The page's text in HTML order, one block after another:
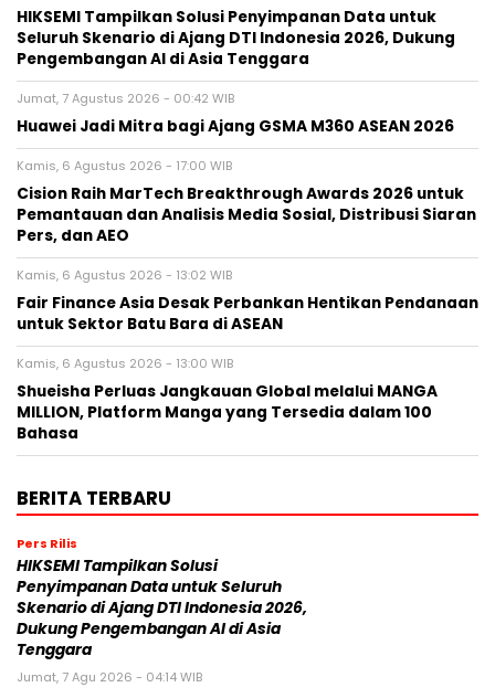
HIKSEMI Tampilkan Solusi Penyimpanan Data untuk
Seluruh Skenario di Ajang DTI Indonesia 2026, Dukung
Pengembangan AI di Asia Tenggara
Jumat, 7 Agustus 2026 - 00:42 WIB
Huawei Jadi Mitra bagi Ajang GSMA M360 ASEAN 2026
Kamis, 6 Agustus 2026 - 17:00 WIB
Cision Raih MarTech Breakthrough Awards 2026 untuk
Pemantauan dan Analisis Media Sosial, Distribusi Siaran
Pers, dan AEO
Kamis, 6 Agustus 2026 - 13:02 WIB
Fair Finance Asia Desak Perbankan Hentikan Pendanaan
untuk Sektor Batu Bara di ASEAN
Kamis, 6 Agustus 2026 - 13:00 WIB
Shueisha Perluas Jangkauan Global melalui MANGA
MILLION, Platform Manga yang Tersedia dalam 100
Bahasa
BERITA TERBARU
Pers Rilis
HIKSEMI Tampilkan Solusi
Penyimpanan Data untuk Seluruh
Skenario di Ajang DTI Indonesia 2026,
Dukung Pengembangan AI di Asia
Tenggara
Jumat, 7 Agu 2026 - 04:14 WIB